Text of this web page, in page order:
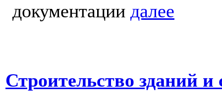
документации далее
Строительство зданий и